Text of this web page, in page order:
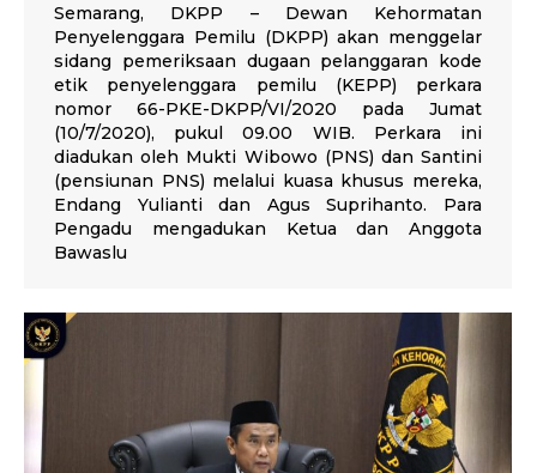
Semarang, DKPP – Dewan Kehormatan
Penyelenggara Pemilu (DKPP) akan menggelar
sidang pemeriksaan dugaan pelanggaran kode
etik penyelenggara pemilu (KEPP) perkara
nomor 66-PKE-DKPP/VI/2020 pada Jumat
(10/7/2020), pukul 09.00 WIB. Perkara ini
diadukan oleh Mukti Wibowo (PNS) dan Santini
(pensiunan PNS) melalui kuasa khusus mereka,
Endang Yulianti dan Agus Suprihanto. Para
Pengadu mengadukan Ketua dan Anggota
Bawaslu